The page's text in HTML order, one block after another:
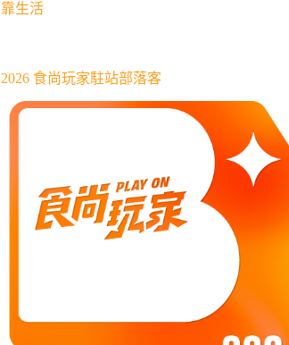
靠生活
2026 食尚玩家駐站部落客